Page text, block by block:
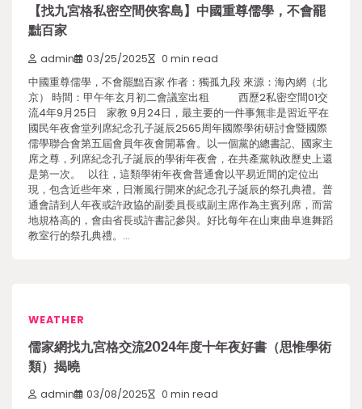
【找九宮格私密空間俠客島】中國重尊儒學，不會罷
黜百家
admin 03/25/2025 0 min read
中國重尊儒學，不會罷黜百家 作者：獨孤九段 來源：海內網（北
京） 時間：甲午年玄月初二會議室出租 西歷2私密空間01交
流4年9月25日 家教 9月24日，最主要的一件事無非是習近平在
國民年夜會堂列席紀念孔子誕辰2565周年國際學術研討會暨國際
儒學聯合會第五屆會員年夜會開幕會。以一個黨的總書記、國家主
席之尊，列席紀念孔子誕辰的學術年夜會，在共產黨執政歷史上還
是第一次。 以往，這類學術年夜會普通會以平易近間的定位出
現，包含近些年來，日漸風行開來的紀念孔子誕辰的祭孔典禮。普
通會請到人年夜或許政協的副委員長或副主席作為主賓列席，而當
地規格高的，會由省長或許書記參與。好比每年在山東曲阜進舞蹈
教室行的祭孔典禮。…
WEATHER
儒家網找九宮格交流2024年度十年夜好書（思惟學術
類）揭曉
admin 03/08/2025 0 min read